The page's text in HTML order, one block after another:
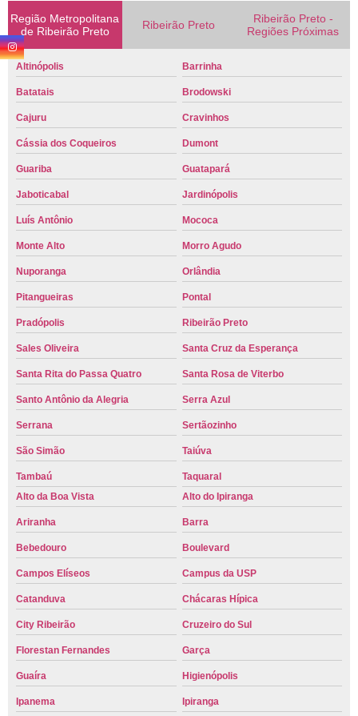
Região Metropolitana
de Ribeirão Preto
Ribeirão Preto
Ribeirão Preto -
Regiões Próximas
Altinópolis Barrinha
Batatais Brodowski
Cajuru Cravinhos
Cássia dos Coqueiros Dumont
Guariba Guatapará
Jaboticabal Jardinópolis
Luís Antônio Mococa
Monte Alto Morro Agudo
Nuporanga Orlândia
Pitangueiras Pontal
Pradópolis Ribeirão Preto
Sales Oliveira Santa Cruz da Esperança
Santa Rita do Passa Quatro Santa Rosa de Viterbo
Santo Antônio da Alegria Serra Azul
Serrana Sertãozinho
São Simão Taiúva
Tambaú
Taquaral
Alto da Boa Vista
Alto do Ipiranga
Ariranha Barra
Bebedouro Boulevard
Campos Elíseos Campus da USP
Catanduva Chácaras Hípica
City Ribeirão Cruzeiro do Sul
Florestan Fernandes Garça
Guaíra Higienópolis
Ipanema Ipiranga